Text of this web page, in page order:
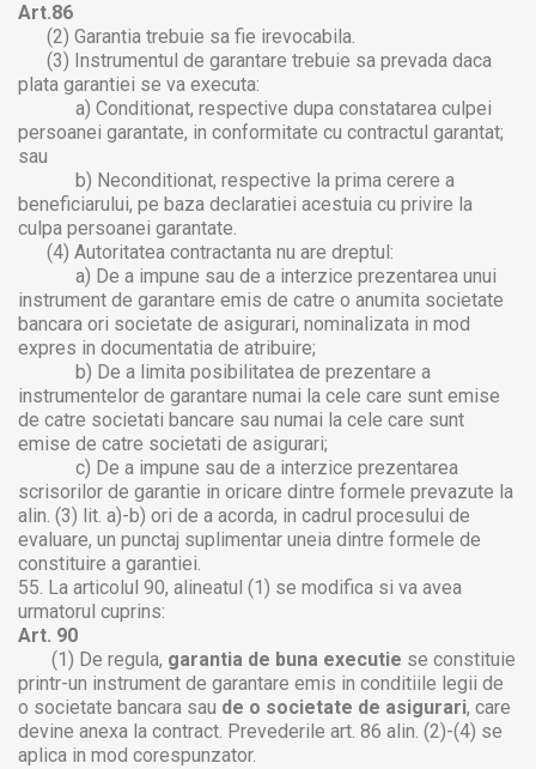
Art.86
(2) Garantia trebuie sa fie irevocabila.
(3) Instrumentul de garantare trebuie sa prevada daca
plata garantiei se va executa:
a) Conditionat, respective dupa constatarea culpei
persoanei garantate, in conformitate cu contractul garantat;
sau
b) Neconditionat, respective la prima cerere a
beneficiarului, pe baza declaratiei acestuia cu privire la
culpa persoanei garantate.
(4) Autoritatea contractanta nu are dreptul:
a) De a impune sau de a interzice prezentarea unui
instrument de garantare emis de catre o anumita societate
bancara ori societate de asigurari, nominalizata in mod
expres in documentatia de atribuire;
b) De a limita posibilitatea de prezentare a
instrumentelor de garantare numai la cele care sunt emise
de catre societati bancare sau numai la cele care sunt
emise de catre societati de asigurari;
c) De a impune sau de a interzice prezentarea
scrisorilor de garantie in oricare dintre formele prevazute la
alin. (3) lit. a)-b) ori de a acorda, in cadrul procesului de
evaluare, un punctaj suplimentar uneia dintre formele de
constituire a garantiei.
55. La articolul 90, alineatul (1) se modifica si va avea
urmatorul cuprins:
Art. 90
(1) De regula, garantia de buna executie se constituie
printr-un instrument de garantare emis in conditiile legii de
o societate bancara sau de o societate de asigurari, care
devine anexa la contract. Prevederile art. 86 alin. (2)-(4) se
aplica in mod corespunzator.